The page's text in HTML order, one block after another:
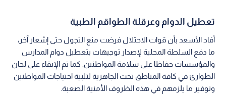
تعطيل الدوام وعرقلة الطواقم الطبية
أفاد الأسعد بأن قوات الاحتلال فرضت منع التجول حتى إشعار آخر،
ما دفع السلطة المحلية لإصدار توجيهات بتعطيل دوام المدارس
والمؤسسات حفاظا على سلامة المواطنين. كما تم الإبقاء على لجان
الطوارئ في كافة المناطق تحت الجاهزية لتلبية احتياجات المواطنين
وتوفير ما يلزمهم في هذه الظروف الأمنية الصعبة.